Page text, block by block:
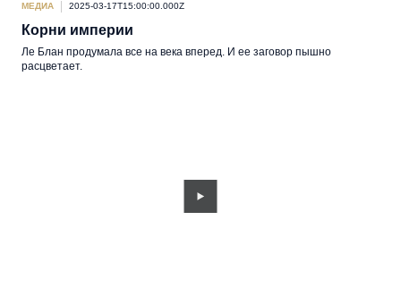
МЕДИА 2025-03-17T15:00:00.000Z
Корни империи
Ле Блан продумала все на века вперед. И ее заговор пышно
расцветает.